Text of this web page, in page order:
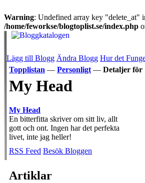
Warning: Undefined array key "delete_at"
/home/feworkse/blogtoplist.se/index.php
Lägg till Blogg Ändra Blogg Hur det
Topplistan — Personligt — Detaljer
My Head
My Head
En bitterfitta skriver om sitt liv, allt
gott och ont. Ingen har det perfekta
livet, inte jag heller!
RSS Feed Besök Bloggen
Artiklar